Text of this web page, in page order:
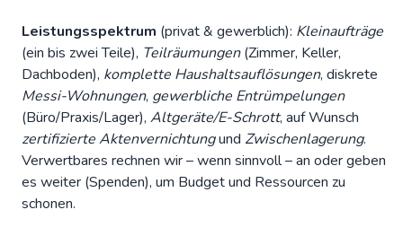
Leistungsspektrum (privat & gewerblich): Kleinaufträge
(ein bis zwei Teile), Teilräumungen(Zimmer, Keller,
Dachboden), komplette Haushaltsauflösungen, diskrete
Messi-Wohnungen, gewerbliche Entrümpelungen
(Büro/Praxis/Lager), Altgeräte/E-Schrott, auf Wunsch
zertifizierte Aktenvernichtungund Zwischenlagerung.
Verwertbares rechnen wir – wenn sinnvoll – an oder geben
es weiter (Spenden), um Budget und Ressourcen zu
schonen.